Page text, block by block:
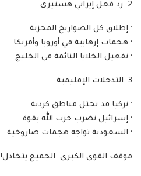
‏· إطلاق كل الصواريخ المخزنة
‏· هجمات إرهابية في أوروبا وأمريكا
‏· تفعيل الخلايا النائمة في الخليج
‏· تركيا قد تحتل مناطق كردية
‏· إسرائيل تضرب حزب الله بقوة
‏· السعودية تواجه هجمات صاروخية
‏موقف القوى الكبرى: الجميع يتخاذل!